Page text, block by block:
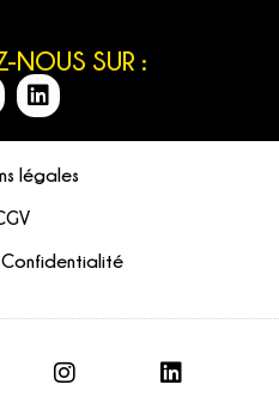
NOUS SUR :
légales